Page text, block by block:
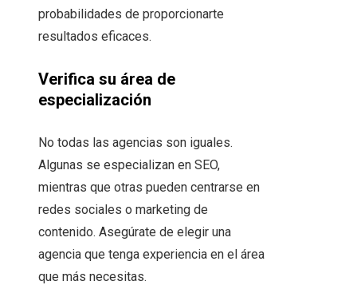
probabilidades de proporcionarte
resultados eficaces.
Verifica su área de
especialización
No todas las agencias son iguales.
Algunas se especializan en SEO,
mientras que otras pueden centrarse en
redes sociales o marketing de
contenido. Asegúrate de elegir una
agencia que tenga experiencia en el área
que más necesitas.